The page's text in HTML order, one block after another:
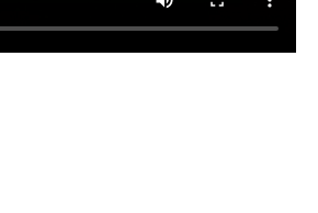
مناقصه
سرمایه گذاری و مولد سازی